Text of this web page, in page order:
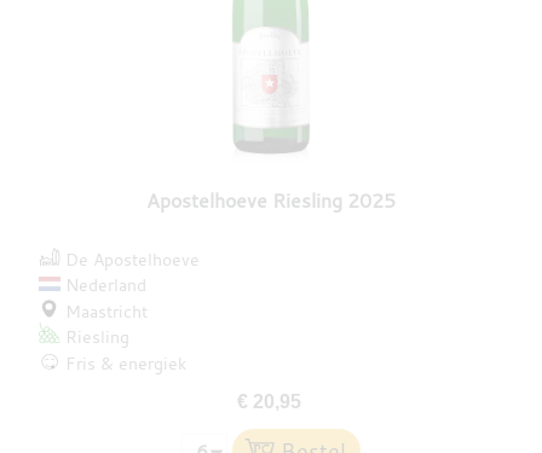
Apostelhoeve Riesling 2025
De Apostelhoeve
Nederland
Maastricht
Riesling
Fris & energiek
€ 20,95